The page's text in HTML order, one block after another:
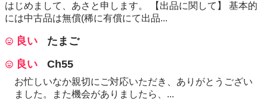
はじめまして、あさと申します。 【出品に関して】 基本的
には中古品は無償(稀に有償にて出品...
良い
たまご
良い
Ch55
お忙しいなか親切にご対応いただき、ありがとうござい
ました。また機会がありましたら、...